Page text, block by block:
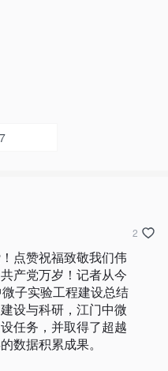
7
点赞祝福致敬我们伟
产党万岁！记者从今
子实验工程建设总结
设与科研，江门中微
任务，并取得了超越
数据积累成果。
2